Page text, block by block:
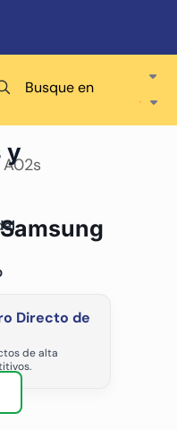
Busque en
Directo de
de alta
y